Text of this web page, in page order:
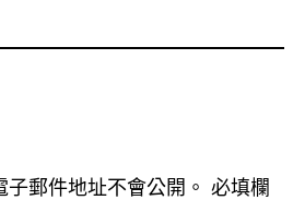
郵件地址不會公開。 必填欄